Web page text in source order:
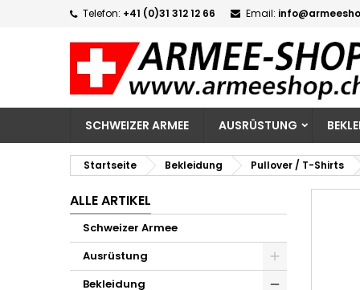
Telefon: +41 (0)31 312 12 66 Email:
SCHWEIZER ARMEE AUSRÜSTUNG
Startseite Bekleidung Pullover / T-Shirts
ALLE ARTIKEL
Schweizer Armee
Ausrüstung
Bekleidung
add_circle_outline